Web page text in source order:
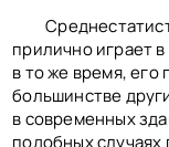
прилично играет
в то же время,
большинстве
в современных